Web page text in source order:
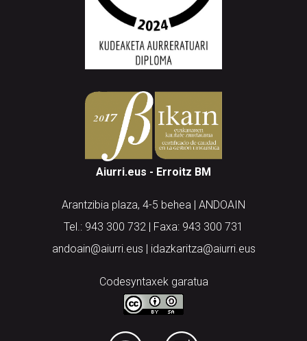
Aiurri.eus - Erroitz BM
Arantzibia plaza, 4-5 behea | ANDOAIN
Tel.: 943 300 732 | Faxa: 943 300 731
andoain@aiurri.eus | idazkaritza@aiurri.eus
Codesyntaxek garatua